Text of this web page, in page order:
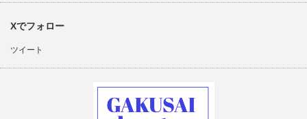
Xでフォロー
ツイート